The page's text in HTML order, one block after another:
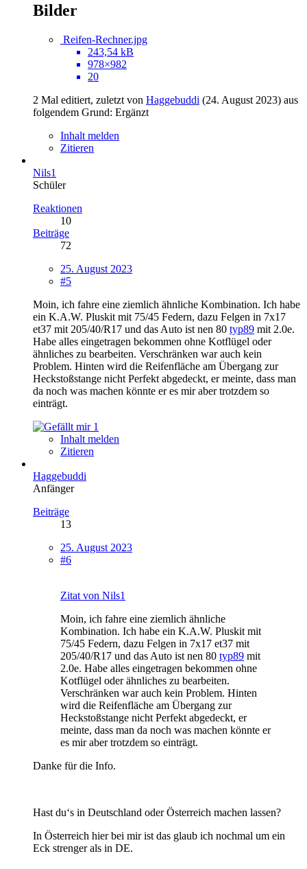
Bilder
Reifen-Rechner.jpg
243,54 kB
978×982
20
2 Mal editiert, zuletzt von Haggebuddi (24. August 2023) aus
folgendem Grund: Ergänzt
Inhalt melden
Zitieren
Nils1
Schüler
Reaktionen
10
Beiträge
72
25. August 2023
#5
Moin, ich fahre eine ziemlich ähnliche Kombination. Ich habe
ein K.A.W. Pluskit mit 75/45 Federn, dazu Felgen in 7x17
et37 mit 205/40/R17 und das Auto ist nen 80 typ89 mit 2.0e.
Habe alles eingetragen bekommen ohne Kotflügel oder
ähnliches zu bearbeiten. Verschränken war auch kein
Problem. Hinten wird die Reifenfläche am Übergang zur
Heckstoßstange nicht Perfekt abgedeckt, er meinte, dass man
da noch was machen könnte er es mir aber trotzdem so
einträgt.
1
Inhalt melden
Zitieren
Haggebuddi
Anfänger
Beiträge
13
25. August 2023
#6
Zitat von Nils1
Moin, ich fahre eine ziemlich ähnliche
Kombination. Ich habe ein K.A.W. Pluskit mit
75/45 Federn, dazu Felgen in 7x17 et37 mit
205/40/R17 und das Auto ist nen 80 typ89 mit
2.0e. Habe alles eingetragen bekommen ohne
Kotflügel oder ähnliches zu bearbeiten.
Verschränken war auch kein Problem. Hinten
wird die Reifenfläche am Übergang zur
Heckstoßstange nicht Perfekt abgedeckt, er
meinte, dass man da noch was machen könnte er
es mir aber trotzdem so einträgt.
Danke für die Info.
Hast du‘s in Deutschland oder Österreich machen lassen?
In Österreich hier bei mir ist das glaub ich nochmal um ein
Eck strenger als in DE.